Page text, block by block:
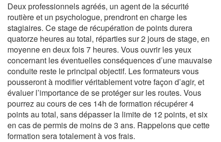
Deux professionnels agréés, un agent de la sécurité
routière et un psychologue, prendront en charge les
stagiaires. Ce stage de récupération de points durera
quatorze heures au total, réparties sur 2 jours de stage, en
moyenne en deux fois 7 heures. Vous ouvrir les yeux
concernant les éventuelles conséquences d’une mauvaise
conduite reste le principal objectif. Les formateurs vous
pousseront à modifier véritablement votre façon d’agir, et
évaluer l’importance de se protéger sur les routes. Vous
pourrez au cours de ces 14h de formation récupérer 4
points au total, sans dépasser la limite de 12 points, et six
en cas de permis de moins de 3 ans. Rappelons que cette
formation sera totalement à vos frais.